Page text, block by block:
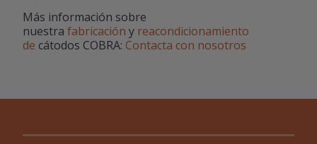
Más información sobre
nuestra fabricación y reacondicionamiento
de cátodos COBRA: Contacta con nosotros